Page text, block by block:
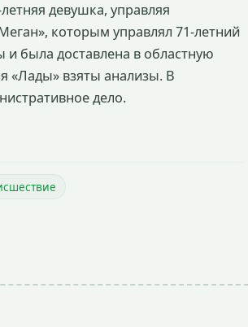
девушка, управляя
которым управлял 71-летний
была доставлена в областную
«Лады» взяты анализы. В
дело.